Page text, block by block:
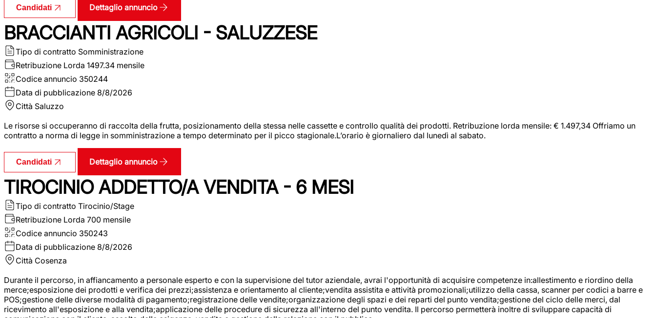
Candidati Dettaglio annuncio
BRACCIANTI AGRICOLI - SALUZZESE
Tipo di contratto Somministrazione
Retribuzione Lorda 1497.34 mensile
Codice annuncio 350244
Data di pubblicazione 8/8/2026
Città Saluzzo
Le risorse si occuperanno di raccolta della frutta, posizionamento della stessa nelle cassette e controllo qualità dei prodotti. Retribuzione lorda mensile: € 1.497,34 Offriamo un
contratto a norma di legge in somministrazione a tempo determinato per il picco stagionale.L’orario è giornaliero dal lunedì al sabato.
Candidati Dettaglio annuncio
TIROCINIO ADDETTO/A VENDITA - 6 MESI
Tipo di contratto Tirocinio/Stage
Retribuzione Lorda 700 mensile
Codice annuncio 350243
Data di pubblicazione 8/8/2026
Città Cosenza
Durante il percorso, in affiancamento a personale esperto e con la supervisione del tutor aziendale, avrai l'opportunità di acquisire competenze in:allestimento e riordino della
merce;esposizione dei prodotti e verifica dei prezzi;assistenza e orientamento al cliente;vendita assistita e attività promozionali;utilizzo della cassa, scanner per codici a barre e
POS;gestione delle diverse modalità di pagamento;registrazione delle vendite;organizzazione degli spazi e dei reparti del punto vendita;gestione del ciclo delle merci, dal
ricevimento all'esposizione e alla vendita;applicazione delle procedure di sicurezza all'interno del punto vendita. Il percorso permetterà inoltre di sviluppare capacità di